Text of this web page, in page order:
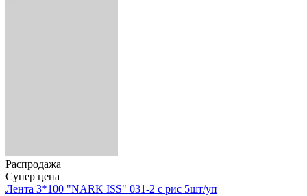
Распродажа
Супер цена
Лента 3*100 "NARK ISS" 031-2 с рис 5шт/уп